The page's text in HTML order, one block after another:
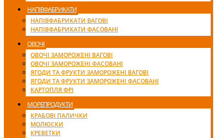
НАПІВФАБРИКАТИ
НАПІВФАБРИКАТИ ВАГОВІ
НАПІВФАБРИКАТИ ФАСОВАНІ
ОВОЧІ
ОВОЧІ ЗАМОРОЖЕНІ ВАГОВІ
ОВОЧІ ЗАМОРОЖЕНІ ФАСОВАНІ
ЯГОДИ ТА ФРУКТИ ЗАМОРОЖЕНІ ВАГОВІ
ЯГОДИ ТА ФРУКТИ ЗАМОРОЖЕНІ ФАСОВАНІ
КАРТОПЛЯ ФРІ
МОРЕПРОДУКТИ
КРАБОВІ ПАЛИЧКИ
МОЛЮСКИ
КРЕВЕТКИ